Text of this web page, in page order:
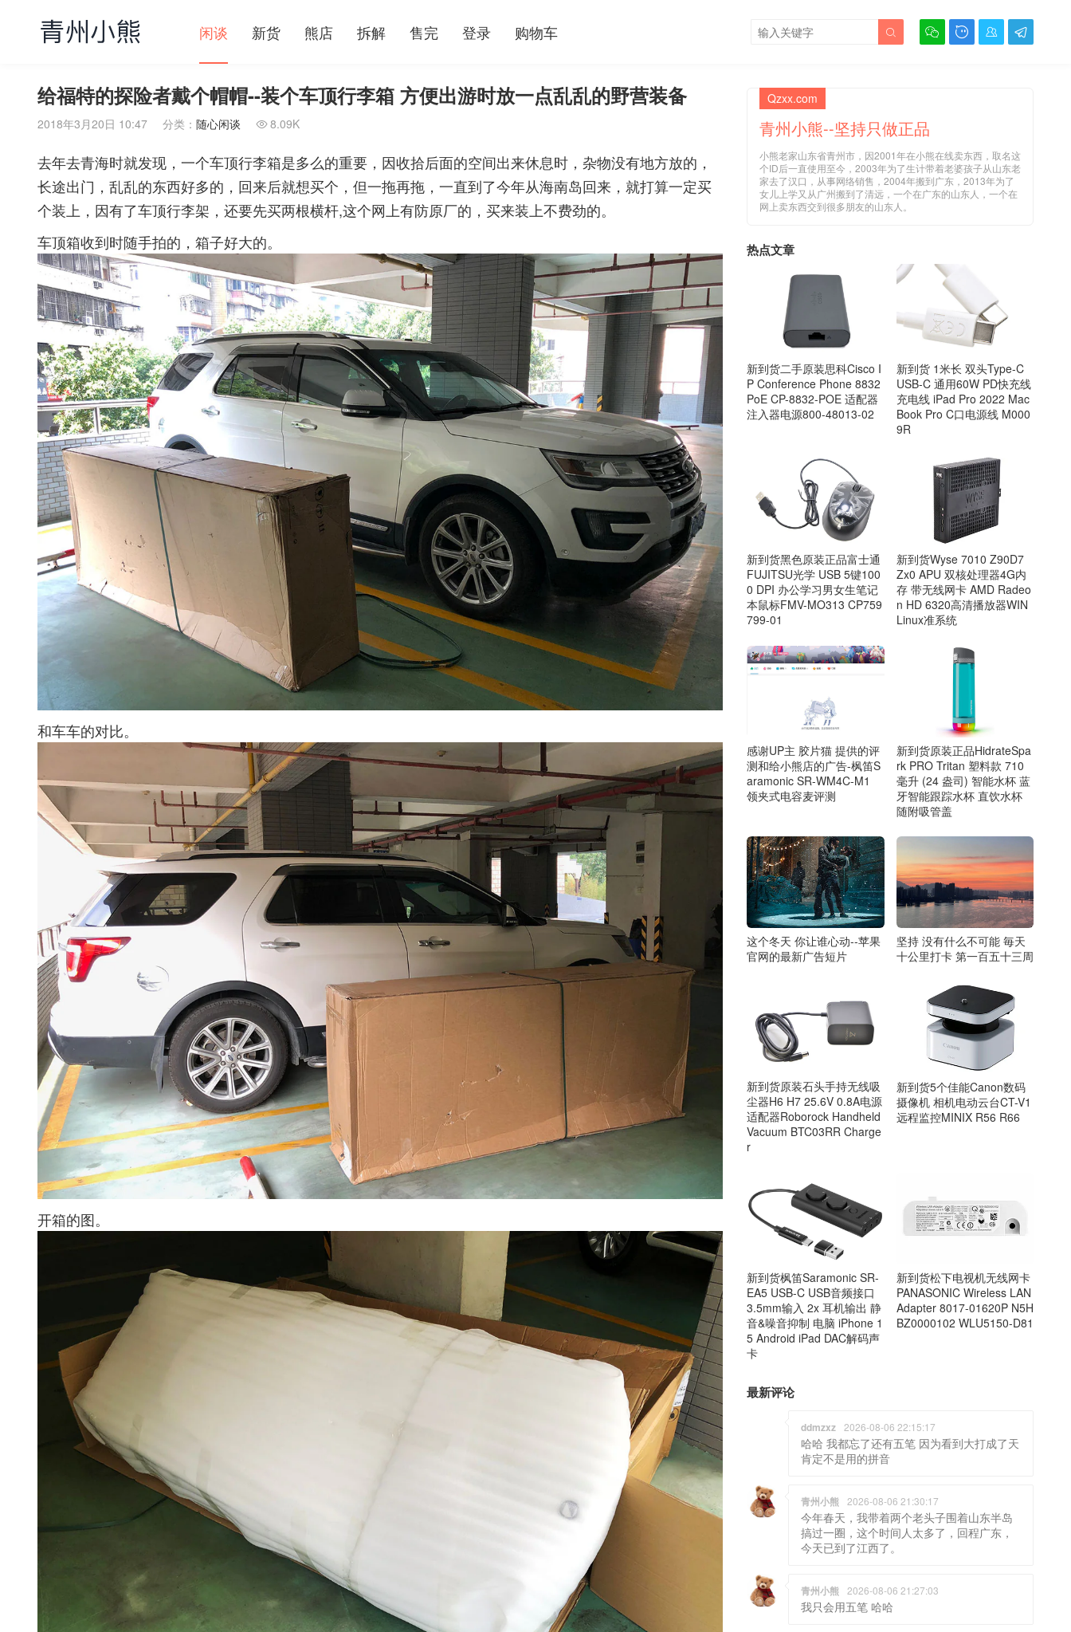
闲谈 新货 熊店 拆解 售完 登录 购物车    

给福特的探险者戴个帽帽--装个车顶行李箱 方便出游时放一点乱乱的野营装备
2018年3月20日 10:47 分类： 随心闲谈  8.09K
去年去青海时就发现，一个车顶行李箱是多么的重要，因收拾后面的空间出来休息时，杂物没有地方放的，
长途出门，乱乱的东西好多的，回来后就想买个，但一拖再拖，一直到了今年从海南岛回来，就打算一定买
个装上，因有了车顶行李架，还要先买两根横杆,这个网上有防原厂的，买来装上不费劲的。
车顶箱收到时随手拍的，箱子好大的。
和车车的对比。
开箱的图。
Qzxx.com
青州小熊--坚持只做正品
小熊老家山东省青州市，因2001年在小熊在线卖东西，取名这
个ID后一直使用至今，2003年为了生计带着老婆孩子从山东老
家去了汉口，从事网络销售，2004年搬到广东，2013年为了
女儿上学又从广州搬到了清远，一个在广东的山东人，一个在
网上卖东西交到很多朋友的山东人。
热点文章
新到货二手原装思科Cisco I
P Conference Phone 8832
PoE CP-8832-POE 适配器
注入器电源800-48013-02
新到货 1米长 双头Type-C
USB-C 通用60W PD快充线
充电线 iPad Pro 2022 Mac
Book Pro C口电源线 M000
9R
新到货黑色原装正品富士通
FUJITSU光学 USB 5键100
0 DPI 办公学习男女生笔记
本鼠标FMV-MO313 CP759
799-01
新到货Wyse 7010 Z90D7
Zx0 APU 双核处理器4G内
存 带无线网卡 AMD Radeo
n HD 6320高清播放器WIN
Linux准系统
感谢UP主 胶片猫 提供的评
测和给小熊店的广告-枫笛S
aramonic SR-WM4C-M1
领夹式电容麦评测
新到货原装正品HidrateSpa
rk PRO Tritan 塑料款 710
毫升 (24 盎司) 智能水杯 蓝
牙智能跟踪水杯 直饮水杯
随附吸管盖
这个冬天 你让谁心动--苹果
官网的最新广告短片
坚持 没有什么不可能 毎天
十公里打卡 第一百五十三周
新到货原装石头手持无线吸
尘器H6 H7 25.6V 0.8A电源
适配器Roborock Handheld
Vacuum BTC03RR Charge
r
新到货5个佳能Canon数码
摄像机 相机电动云台CT-V1
远程监控MINIX R56 R66
新到货枫笛Saramonic SR-
EA5 USB-C USB音频接口
3.5mm输入 2x 耳机输出 静
音&噪音抑制 电脑 iPhone 1
5 Android iPad DAC解码声
卡
新到货松下电视机无线网卡
PANASONIC Wireless LAN
Adapter 8017-01620P N5H
BZ0000102 WLU5150-D81
最新评论
ddmzxz 2026-08-06 22:15:17
哈哈 我都忘了还有五笔 因为看到大打成了天
肯定不是用的拼音
青州小熊 2026-08-06 21:30:17
今年春天，我带着两个老头子围着山东半岛
搞过一圈，这个时间人太多了，回程广东，
今天已到了江西了。
青州小熊 2026-08-06 21:27:03
我只会用五笔 哈哈